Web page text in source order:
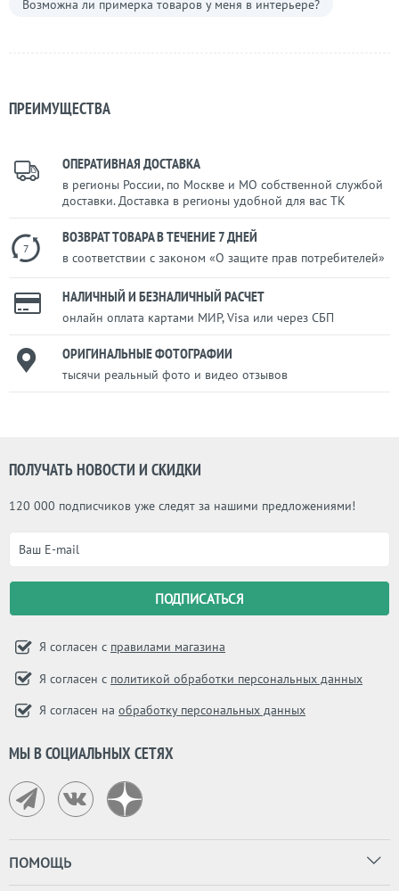
Возможна ли примерка товаров у меня в интерьере?
ПРЕИМУЩЕСТВА
ОПЕРАТИВНАЯ ДОСТАВКА
в регионы России, по Москве и МО собственной службой
доставки. Доставка в регионы удобной для вас ТК
7
ВОЗВРАТ ТОВАРА В ТЕЧЕНИЕ 7 ДНЕЙ
в соответствии с законом «О защите прав потребителей»
НАЛИЧНЫЙ И БЕЗНАЛИЧНЫЙ РАСЧЕТ
онлайн оплата картами МИР, Visa или через СБП
ОРИГИНАЛЬНЫЕ ФОТОГРАФИИ
тысячи реальный фото и видео отзывов
ПОЛУЧАТЬ НОВОСТИ И СКИДКИ
120 000 подписчиков уже следят за нашими предложениями!
Я согласен с правилами магазина
Я согласен с политикой обработки персональных данных
Я согласен на обработку персональных данных
МЫ В СОЦИАЛЬНЫХ СЕТЯХ
ПОМОЩЬ